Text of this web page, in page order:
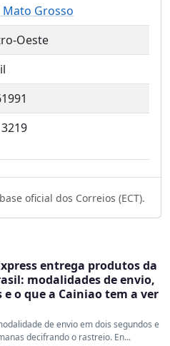
Mato Grosso
Oeste
oficial dos Correios (ECT).
entrega produtos da
modalidades de envio,
e o que a Cainiao tem a ver
de envio em dois segundos e
decifrando o rastreio. En...